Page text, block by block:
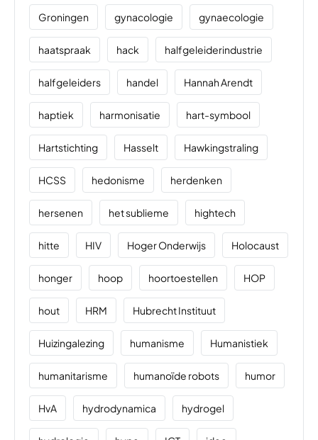
Groningen gynacologie gynaecologie
haatspraak hack halfgeleiderindustrie
halfgeleiders handel Hannah Arendt
haptiek harmonisatie hart-symbool
Hartstichting Hasselt Hawkingstraling
HCSS hedonisme herdenken
hersenen het sublieme hightech
hitte HIV Hoger Onderwijs Holocaust
honger hoop hoortoestellen HOP
hout HRM Hubrecht Instituut
Huizingalezing humanisme Humanistiek
humanitarisme humanoïde robots humor
HvA hydrodynamica hydrogel